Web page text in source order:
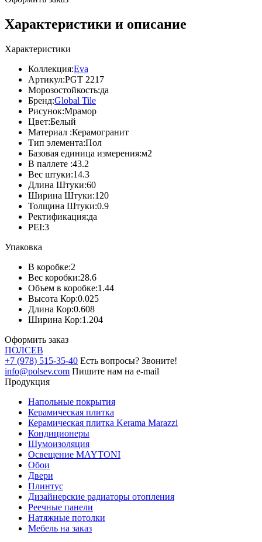
Характеристики и описание
Характеристики
Коллекция:Eva
Артикул:PGT 2217
Морозостойкость:да
Бренд:Global Tile
Рисунок:Мрамор
Цвет:Белый
Материал :Керамогранит
Тип элемента:Пол
Базовая единица измерения:м2
В паллете :43.2
Вес штуки:14.3
Длина Штуки:60
Ширина Штуки:120
Толщина Штуки:0.9
Ректификация:да
PEI:3
Упаковка
В коробке:2
Вес коробки:28.6
Объем в коробке:1.44
Высота Кор:0.025
Длина Кор:0.608
Ширина Кор:1.204
Оформить заказ
ПОЛСЕВ
+7 (978) 515-35-40 Есть вопросы? Звоните!
info@polsev.com Пишите нам на e-mail
Продукция
Напольные покрытия
Керамическая плитка
Керамическая плитка Kerama Marazzi
Кондиционеры
Шумоизоляция
Освещение MAYTONI
Обои
Двери
Плинтус
Дизайнерские радиаторы отопления
Реечные панели
Натяжные потолки
Мебель на заказ